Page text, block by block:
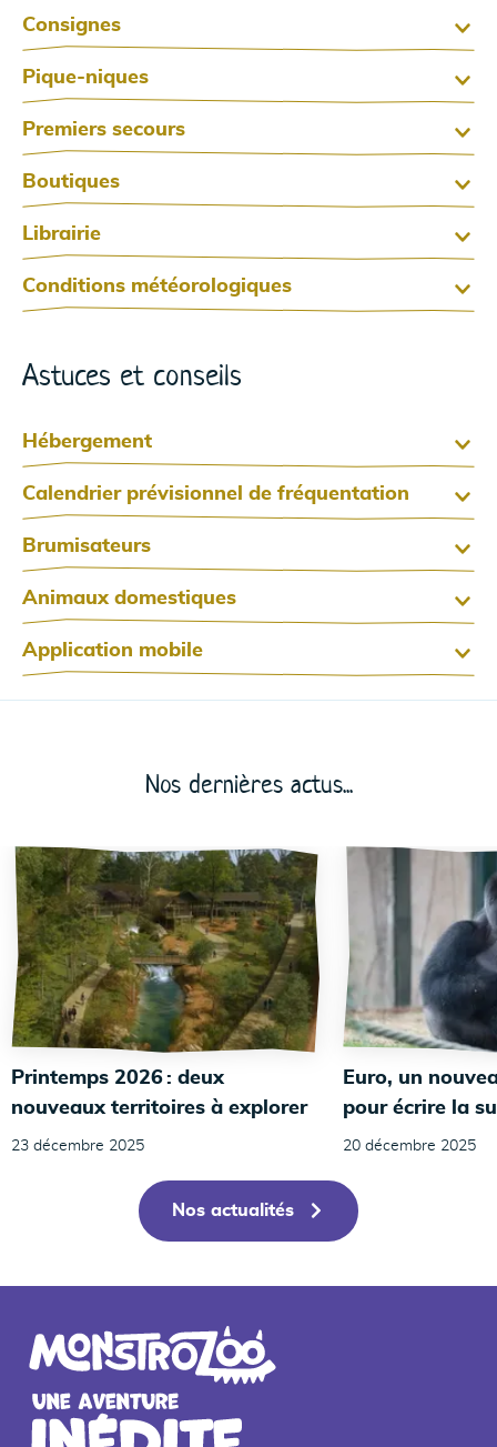
Consignes
Pique-niques
Premiers secours
Boutiques
Librairie
Conditions météorologiques
Astuces et conseils
Hébergement
Calendrier prévisionnel de fréquentation
Brumisateurs
Animaux domestiques
Application mobile
Nos dernières actus...
Printemps 2026 : deux
nouveaux territoires à explorer
23 décembre 2025
Euro, un
pour écrire la
20 décembre 2025
Nos actualités